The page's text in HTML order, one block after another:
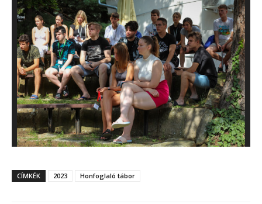
CÍMKÉK 2023 Honfoglaló tábor